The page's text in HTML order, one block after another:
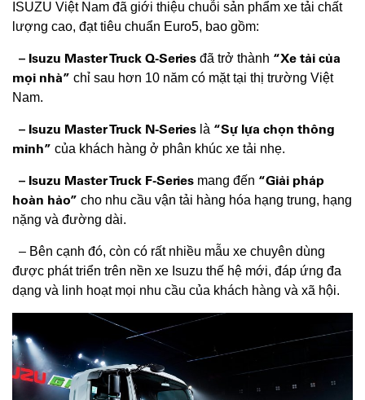
ISUZU Việt Nam đã giới thiệu chuỗi sản phẩm xe tải chất
lượng cao, đạt tiêu chuẩn Euro5, bao gồm:
– Isuzu Master Truck Q-Series đã trở thành “Xe tải của
mọi nhà” chỉ sau hơn 10 năm có mặt tại thị trường Việt
Nam.
– Isuzu Master Truck N-Series là “Sự lựa chọn thông
minh” của khách hàng ở phân khúc xe tải nhẹ.
– Isuzu Master Truck F-Series mang đến “Giải pháp
hoàn hảo” cho nhu cầu vận tải hàng hóa hạng trung, hạng
nặng và đường dài.
– Bên cạnh đó, còn có rất nhiều mẫu xe chuyên dùng
được phát triển trên nền xe Isuzu thế hệ mới, đáp ứng đa
dạng và linh hoạt mọi nhu cầu của khách hàng và xã hội.